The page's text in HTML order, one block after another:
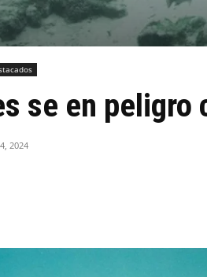
se en
2024